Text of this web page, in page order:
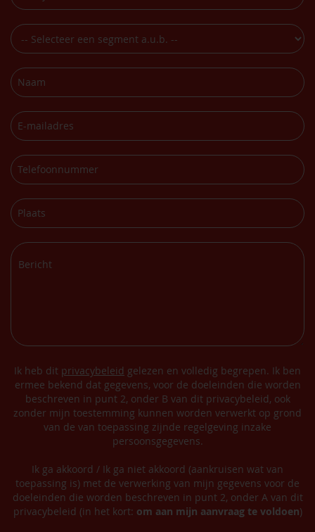
Ik heb dit privacybeleid gelezen en volledig begrepen. Ik ben
ermee bekend dat gegevens, voor de doeleinden die worden
beschreven in punt 2, onder B van dit privacybeleid, ook
zonder mijn toestemming kunnen worden verwerkt op grond
van de van toepassing zijnde regelgeving inzake
persoonsgegevens.
Ik ga akkoord / Ik ga niet akkoord (aankruisen wat van
toepassing is) met de verwerking van mijn gegevens voor de
doeleinden die worden beschreven in punt 2, onder A van dit
privacybeleid (in het kort: om aan mijn aanvraag te voldoen)